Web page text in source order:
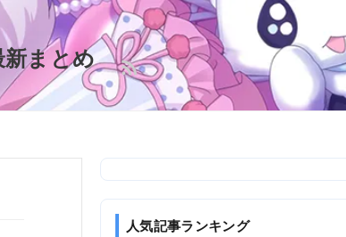
まとめ
人気記事ランキング